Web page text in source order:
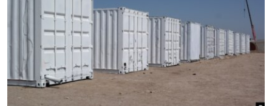
VASHINGTON CHOYXONASI
MOBIL-SALOM!
VIDEO
XABARLAR SURATLARDA
INSTAGRAM
ODNOKLASSNIKI
TELEGRAM
TWITTER
Learning English